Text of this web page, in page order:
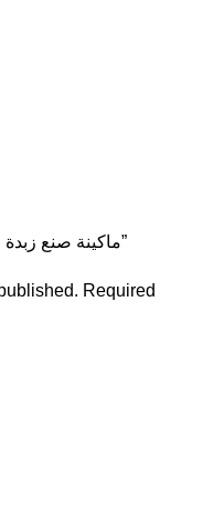
Be the first to review “ماكينة صنع زبدة المكسرات”
Required